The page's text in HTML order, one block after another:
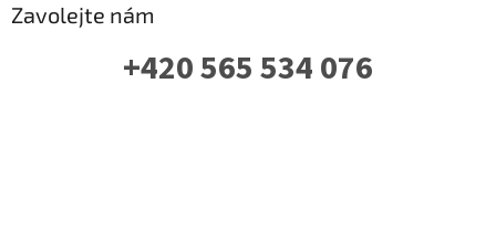
Zavolejte nám
+420 565 534 076